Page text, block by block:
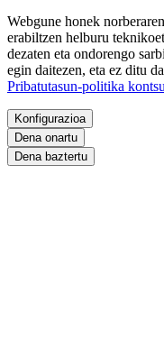
Webgune honek
erabiltzen helburu
dezaten eta ondorengo
egin daitezen, eta ez ditu
Pribatutasun-politika
Konfigurazioa
Dena onartu
Dena baztertu